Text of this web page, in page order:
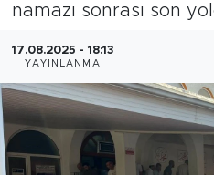
namazı sonrası son
17.08.2025 - 18:13
YAYINLANMA
Eğitim
Sanat
Bölge
Son Dakika Haberleri
Haber Arşivi